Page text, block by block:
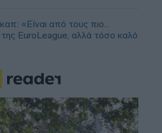
«Είναι από τους πιο...
της EuroLeague, αλλά τόσο καλό